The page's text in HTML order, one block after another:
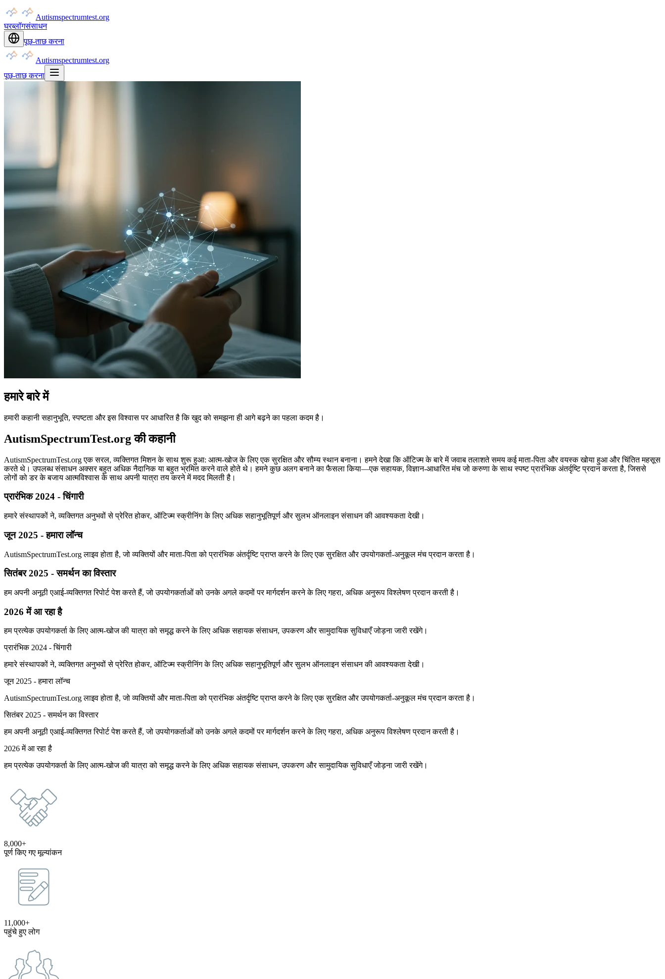
Autismspectrumtest.org
घरब्लॉगसंसाधन
पूछ-ताछ करना
Autismspectrumtest.org
पूछ-ताछ करना
हमारे बारे में
हमारी कहानी सहानुभूति, स्पष्टता और इस विश्वास पर आधारित है कि खुद को समझना ही आगे बढ़ने का पहला कदम है।
AutismSpectrumTest.org की कहानी
AutismSpectrumTest.org एक सरल, व्यक्तिगत मिशन के साथ शुरू हुआ: आत्म-खोज के लिए एक सुरक्षित और सौम्य स्थान बनाना। हमने देखा कि ऑटिज्म के बारे में जवाब तलाशते समय कई माता-पिता और वयस्क खोया हुआ और चिंतित महसूस
करते थे। उपलब्ध संसाधन अक्सर बहुत अधिक नैदानिक या बहुत भ्रमित करने वाले होते थे। हमने कुछ अलग बनाने का फैसला किया—एक सहायक, विज्ञान-आधारित मंच जो करुणा के साथ स्पष्ट प्रारंभिक अंतर्दृष्टि प्रदान करता है, जिससे
लोगों को डर के बजाय आत्मविश्वास के साथ अपनी यात्रा तय करने में मदद मिलती है।
प्रारंभिक 2024 - चिंगारी
हमारे संस्थापकों ने, व्यक्तिगत अनुभवों से प्रेरित होकर, ऑटिज्म स्क्रीनिंग के लिए अधिक सहानुभूतिपूर्ण और सुलभ ऑनलाइन संसाधन की आवश्यकता देखी।
जून 2025 - हमारा लॉन्च
AutismSpectrumTest.org लाइव होता है, जो व्यक्तियों और माता-पिता को प्रारंभिक अंतर्दृष्टि प्राप्त करने के लिए एक सुरक्षित और उपयोगकर्ता-अनुकूल मंच प्रदान करता है।
सितंबर 2025 - समर्थन का विस्तार
हम अपनी अनूठी एआई-व्यक्तिगत रिपोर्ट पेश करते हैं, जो उपयोगकर्ताओं को उनके अगले कदमों पर मार्गदर्शन करने के लिए गहरा, अधिक अनुरूप विश्लेषण प्रदान करती है।
2026 में आ रहा है
हम प्रत्येक उपयोगकर्ता के लिए आत्म-खोज की यात्रा को समृद्ध करने के लिए अधिक सहायक संसाधन, उपकरण और सामुदायिक सुविधाएँ जोड़ना जारी रखेंगे।
प्रारंभिक 2024 - चिंगारी
हमारे संस्थापकों ने, व्यक्तिगत अनुभवों से प्रेरित होकर, ऑटिज्म स्क्रीनिंग के लिए अधिक सहानुभूतिपूर्ण और सुलभ ऑनलाइन संसाधन की आवश्यकता देखी।
जून 2025 - हमारा लॉन्च
AutismSpectrumTest.org लाइव होता है, जो व्यक्तियों और माता-पिता को प्रारंभिक अंतर्दृष्टि प्राप्त करने के लिए एक सुरक्षित और उपयोगकर्ता-अनुकूल मंच प्रदान करता है।
सितंबर 2025 - समर्थन का विस्तार
हम अपनी अनूठी एआई-व्यक्तिगत रिपोर्ट पेश करते हैं, जो उपयोगकर्ताओं को उनके अगले कदमों पर मार्गदर्शन करने के लिए गहरा, अधिक अनुरूप विश्लेषण प्रदान करती है।
2026 में आ रहा है
हम प्रत्येक उपयोगकर्ता के लिए आत्म-खोज की यात्रा को समृद्ध करने के लिए अधिक सहायक संसाधन, उपकरण और सामुदायिक सुविधाएँ जोड़ना जारी रखेंगे।
8,000+
पूर्ण किए गए मूल्यांकन
11,000+
पहुंचे हुए लोग